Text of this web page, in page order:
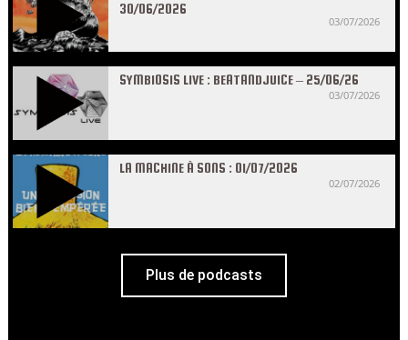
30/06/2026
03/07/2026
SYMBIOSIS LIVE : BEATANDJUICE – 25/06/26
03/07/2026
LA MACHINE À SONS : 01/07/2026
02/07/2026
Plus de podcasts